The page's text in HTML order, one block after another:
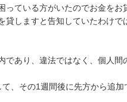
っている方がいたのでお金をお
しますと告知していたわけで
であり、違法ではなく、個人間
、その1週間後に先方から追